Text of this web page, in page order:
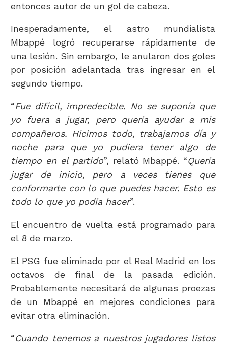
entonces autor de un gol de cabeza.
Inesperadamente, el astro mundialista
Mbappé logró recuperarse rápidamente de
una lesión. Sin embargo, le anularon dos goles
por posición adelantada tras ingresar en el
segundo tiempo.
“Fue difícil, impredecible. No se suponía que
yo fuera a jugar, pero quería ayudar a mis
compañeros. Hicimos todo, trabajamos día y
noche para que yo pudiera tener algo de
tiempo en el partido”, relató Mbappé. “Quería
jugar de inicio, pero a veces tienes que
conformarte con lo que puedes hacer. Esto es
todo lo que yo podía hacer”.
El encuentro de vuelta está programado para
el 8 de marzo.
El PSG fue eliminado por el Real Madrid en los
octavos de final de la pasada edición.
Probablemente necesitará de algunas proezas
de un Mbappé en mejores condiciones para
evitar otra eliminación.
“Cuando tenemos a nuestros jugadores listos